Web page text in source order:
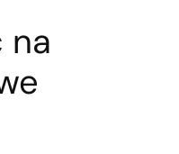
na